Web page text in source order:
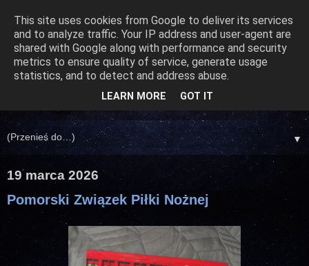
▼
19 marca 2026
Pomorski Związek Piłki Nożnej
This site uses cookies from Google to deliver its services
and to analyze traffic. Your IP address and user-agent are
shared with Google along with performance and security
metrics to ensure quality of service, generate usage
statistics, and to detect and address abuse.
LEARN MORE GOT IT